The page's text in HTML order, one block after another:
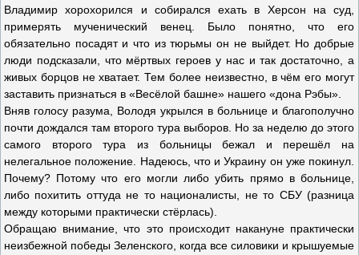
Владимир хорохорился и собирался ехать в Херсон на суд,
примерять мученический венец. Было понятно, что его
обязательно посадят и что из тюрьмы он не выйдет. Но добрые
люди подсказали, что мёртвых героев у нас и так достаточно, а
живых борцов не хватает. Тем более неизвестно, в чём его могут
заставить признаться в «Весёлой башне» нашего «дона Рэбы».
Вняв голосу разума, Володя укрылся в больнице и благополучно
почти дождался там второго тура выборов. Но за неделю до этого
самого второго тура из больницы бежал и перешёл на
нелегальное положение. Надеюсь, что и Украину он уже покинул.
Почему? Потому что его могли либо убить прямо в больнице,
либо похитить оттуда не то националисты, не то СБУ (разница
между которыми практически стёрлась).
Обращаю внимание, что это происходит накануне практически
неизбежной победы Зеленского, когда все силовики и крышуемые